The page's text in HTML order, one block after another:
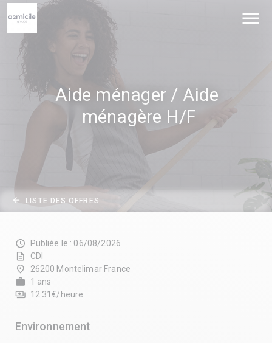
menu
Aide ménager / Aide
ménagère H/F
arrow_back LISTE DES OFFRES
schedule Publiée le : 06/08/2026
description CDI
place 26200 Montelimar France
work 1 ans
payments 12.31€/heure
Environnement